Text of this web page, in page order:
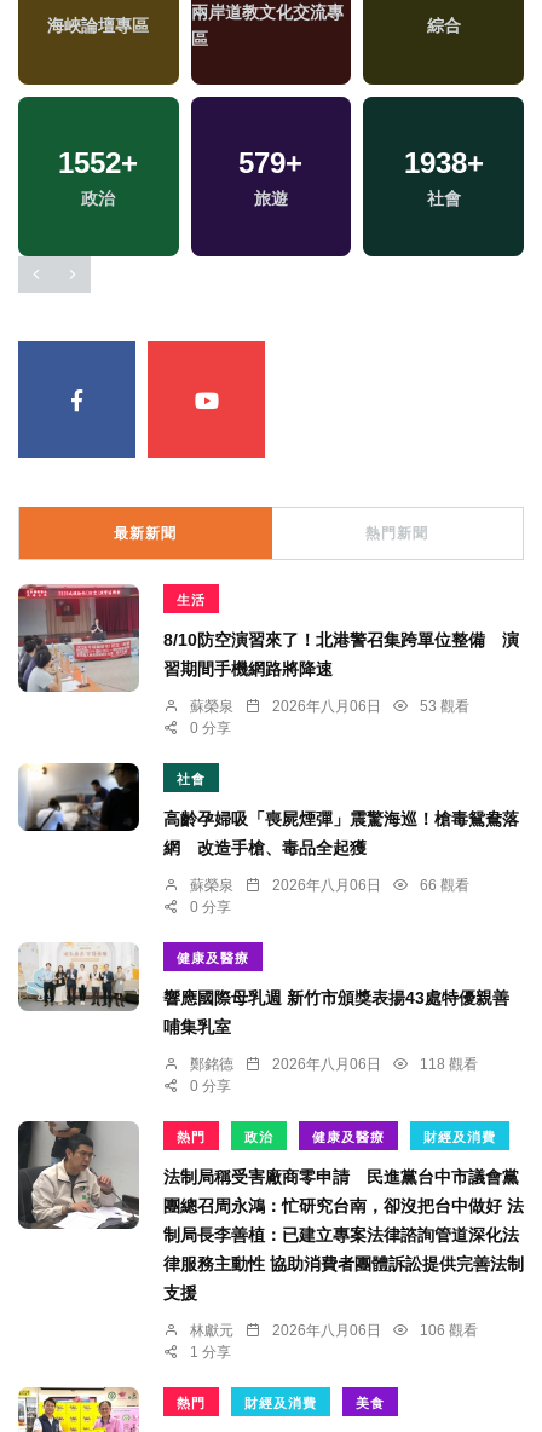
海峽論壇專區
兩岸道教文化交流專
區
綜合
1552+
政治
579+
旅遊
1938+
社會
最新新聞 熱門新聞
生活
8/10防空演習來了！北港警召集跨單位整備 演
習期間手機網路將降速
蘇榮泉 2026年八月06日
53 觀看
0 分享
社會
高齡孕婦吸「喪屍煙彈」震驚海巡！槍毒鴛鴦落
網 改造手槍、毒品全起獲
蘇榮泉 2026年八月06日
66 觀看
0 分享
健康及醫療
響應國際母乳週 新竹市頒獎表揚43處特優親善
哺集乳室
鄭銘德 2026年八月06日
118 觀看
0 分享
熱門 政治 健康及醫療 財經及消費
法制局稱受害廠商零申請 民進黨台中市議會黨
團總召周永鴻：忙研究台南，卻沒把台中做好 法
制局長李善植：已建立專案法律諮詢管道深化法
律服務主動性 協助消費者團體訴訟提供完善法制
支援
林獻元 2026年八月06日
106 觀看
1 分享
熱門 財經及消費 美食